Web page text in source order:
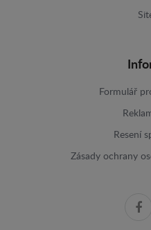
Formulář
Resení
Zásady ochrany